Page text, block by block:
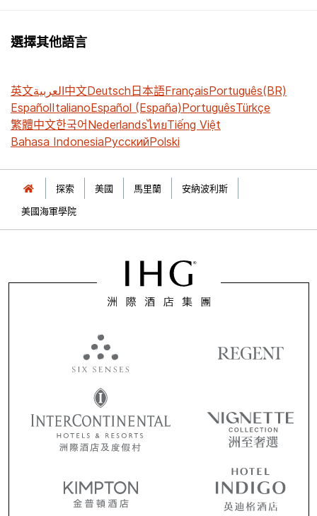
選擇其他語言
英文العربية中文Deutsch日本語FrançaisPortuguês(BR)
EspañolItalianoEspañol (España)PortuguêsTürkçe
繁體中文한국어NederlandsไทยTiếng Việt
Bahasa IndonesiaРусскийPolski
探索 美國 馬里蘭
安納波利斯
美國海軍學院